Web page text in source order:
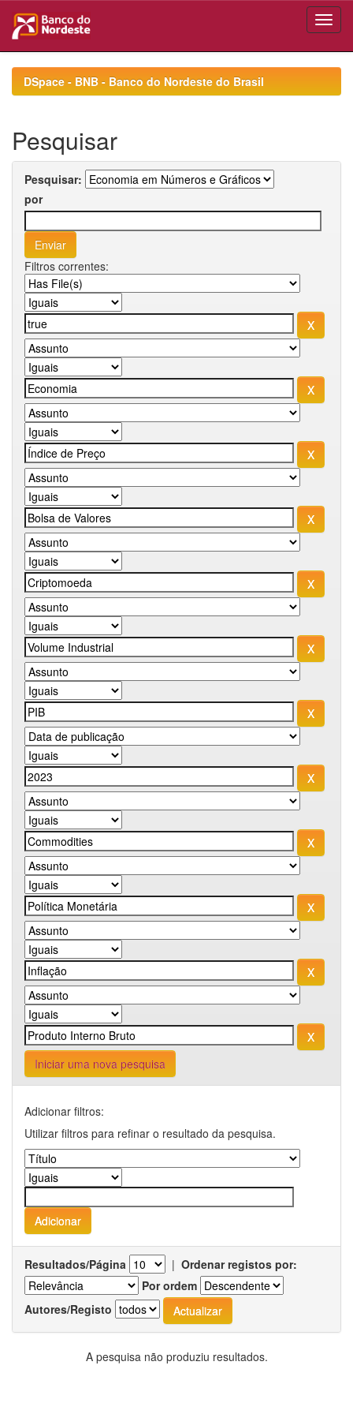
navigationDSpace - BNB - Banco do Nordeste do Brasil
Pesquisar
Pesquisar:
por
Filtros correntes:
Iniciar uma nova pesquisa
Adicionar filtros:
Utilizar filtros para refinar o resultado da pesquisa.
Resultados/Página | Ordenar registos por:
Por ordem
Autores/Registo
A pesquisa não produziu resultados.